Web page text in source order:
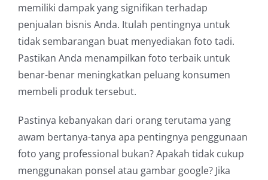
memiliki dampak yang signifikan terhadap
penjualan bisnis Anda. Itulah pentingnya untuk
tidak sembarangan buat menyediakan foto tadi.
Pastikan Anda menampilkan foto terbaik untuk
benar-benar meningkatkan peluang konsumen
membeli produk tersebut.
Pastinya kebanyakan dari orang terutama yang
awam bertanya-tanya apa pentingnya penggunaan
foto yang professional bukan? Apakah tidak cukup
menggunakan ponsel atau gambar google? Jika